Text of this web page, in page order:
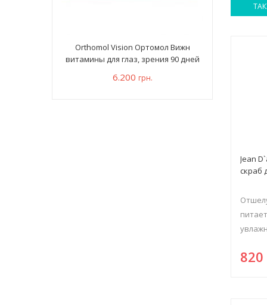
Jean
скраб
820
Orthomol Vision Ортомол Вижн
витамины для глаз, зрения 90 дней
6.200 грн.